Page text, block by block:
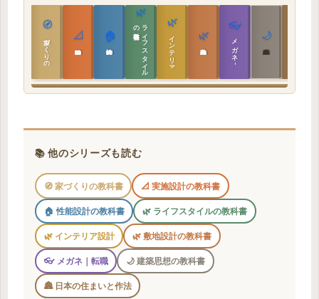
🧭
家づくりの教科書 📐
実施設計の教科書
🏠
性能設計の教科書
🌿
ラ
イ
フ
ス
タ
イ
ル
の
教科書 🌿
インテリア設計 🌿
敷地設計の教科書
👓
メガネ｜転職 🌙
建築思想の教科書
📚 他のシリーズも読む
🧭 家づくりの教科書 📐 実施設計の教科書
🏠 性能設計の教科書 🌿 ライフスタイルの教科書
🌿 インテリア設計 🌿 敷地設計の教科書
👓 メガネ｜転職 🌙 建築思想の教科書
🏯 日本の住まいと作法